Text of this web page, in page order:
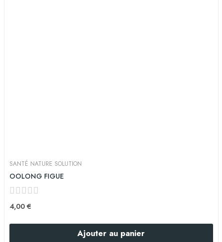
SANTÉ NATURE SOLUTION
OOLONG FIGUE
4,00 €
Ajouter au panier